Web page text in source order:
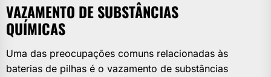
VAZAMENTO DE SUBSTÂNCIAS
QUÍMICAS
Uma das preocupações comuns relacionadas às
baterias de pilhas é o vazamento de substâncias